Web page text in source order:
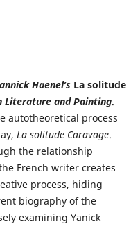
Haenel’s La solitude
and Painting.
autotheoretical process
La solitude Caravage.
the relationship
French writer creates
process, hiding
biography of the
examining Yanick